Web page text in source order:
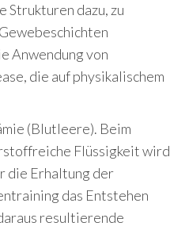
Strukturen dazu, zu
Anwendung von
die auf physikalischem
(Blutleere). Beim
Flüssigkeit wird
die Erhaltung der
das Entstehen
resultierende